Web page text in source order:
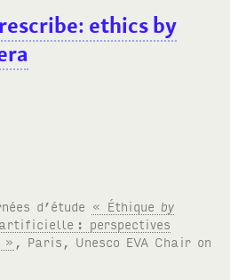
ethics by
d’étude « Éthique by
: perspectives
» , Paris, Unesco EVA Chair on